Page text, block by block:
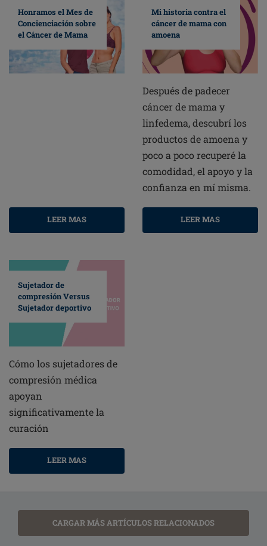
Honramos el Mes de
Concienciación sobre
el Cáncer de Mama
LEER MAS
Mi historia contra el
cáncer de mama con
amoena
Después de padecer
cáncer de mama y
linfedema, descubrí los
productos de amoena y
poco a poco recuperé la
comodidad, el apoyo y la
confianza en mí misma.
LEER MAS
Sujetador de
compresión Versus
Sujetador deportivo
Cómo los sujetadores de
compresión médica
apoyan
significativamente la
curación
LEER MAS
CARGAR MÁS ARTÍCULOS RELACIONADOS